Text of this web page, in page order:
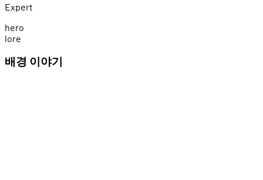
Expert
hero
lore
배경 이야기